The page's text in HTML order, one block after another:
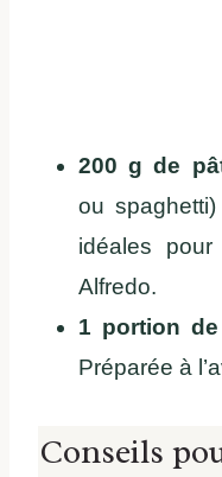
200 g de
ou
idéales
Alfredo.
1 portion
Préparée à
Conseils